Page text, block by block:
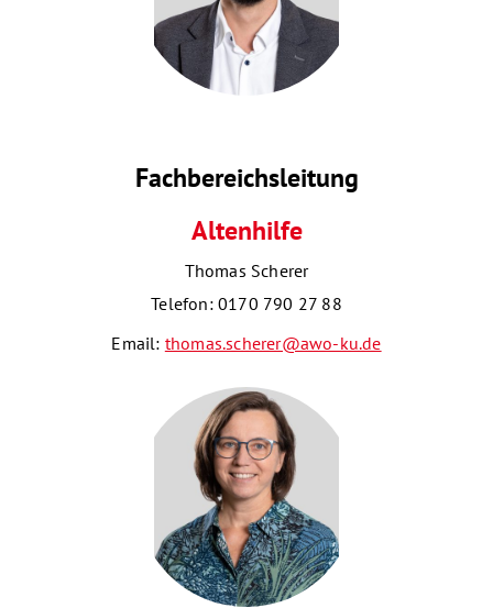
Fachbereichsleitung
Altenhilfe
Thomas Scherer
Telefon: 0170 790 27 88
Email: thomas.scherer@awo-ku.de